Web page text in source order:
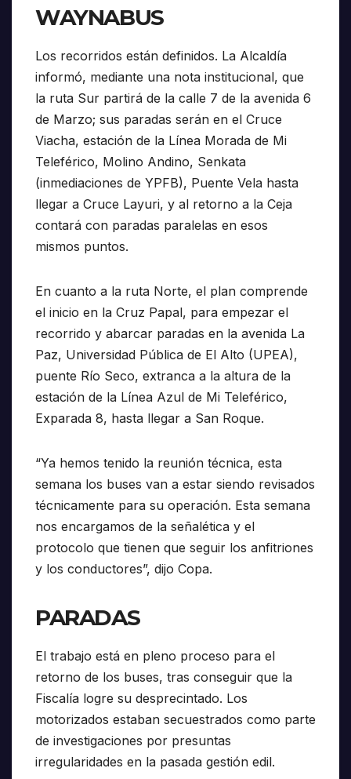
WAYNABUS
Los recorridos están definidos. La Alcaldía
informó, mediante una nota institucional, que
la ruta Sur partirá de la calle 7 de la avenida 6
de Marzo; sus paradas serán en el Cruce
Viacha, estación de la Línea Morada de Mi
Teleférico, Molino Andino, Senkata
(inmediaciones de YPFB), Puente Vela hasta
llegar a Cruce Layuri, y al retorno a la Ceja
contará con paradas paralelas en esos
mismos puntos.
En cuanto a la ruta Norte, el plan comprende
el inicio en la Cruz Papal, para empezar el
recorrido y abarcar paradas en la avenida La
Paz, Universidad Pública de El Alto (UPEA),
puente Río Seco, extranca a la altura de la
estación de la Línea Azul de Mi Teleférico,
Exparada 8, hasta llegar a San Roque.
“Ya hemos tenido la reunión técnica, esta
semana los buses van a estar siendo revisados
técnicamente para su operación. Esta semana
nos encargamos de la señalética y el
protocolo que tienen que seguir los anfitriones
y los conductores”, dijo Copa.
PARADAS
El trabajo está en pleno proceso para el
retorno de los buses, tras conseguir que la
Fiscalía logre su desprecintado. Los
motorizados estaban secuestrados como parte
de investigaciones por presuntas
irregularidades en la pasada gestión edil.